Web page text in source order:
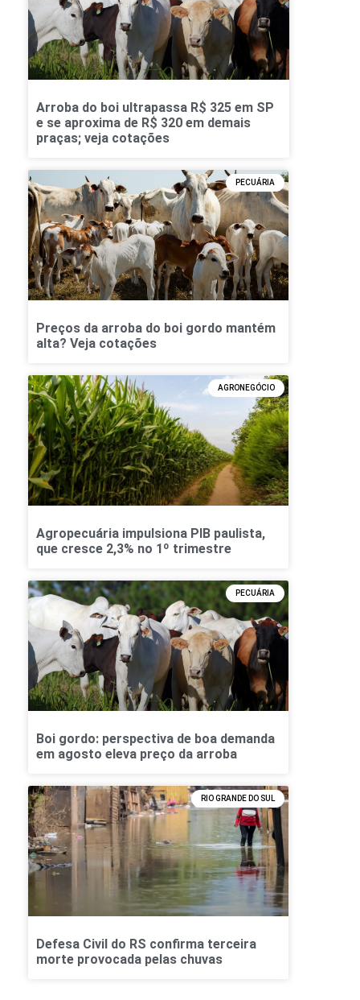
Arroba do boi ultrapassa R$ 325 em SP
e se aproxima de R$ 320 em demais
praças; veja cotações
PECUÁRIA
Preços da arroba do boi gordo mantém
alta? Veja cotações
AGRONEGÓCIO
Agropecuária impulsiona PIB paulista,
que cresce 2,3% no 1º trimestre
PECUÁRIA
Boi gordo: perspectiva de boa demanda
em agosto eleva preço da arroba
RIO GRANDE DO SUL
Defesa Civil do RS confirma terceira
morte provocada pelas chuvas